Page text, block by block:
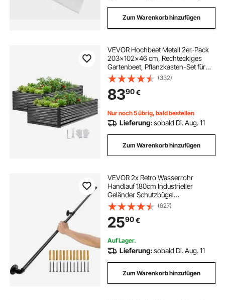
Zum Warenkorb hinzufügen
VEVOR Hochbeet Metall 2er-Pack
203x102x46 cm, Rechteckiges
Gartenbeet, Pflanzkasten-Set für
den Außenbereich, Gemüsebeet mit
Handschuhen, Blumenbeet,
Pflanzbeet, Pflanzkurbel für Blumen
& Gemüse
(332)
8390€
Nur noch 5 übrig, bald bestellen
Lieferung:sobald Di. Aug. 11
Zum Warenkorb hinzufügen
VEVOR 2x Retro Wasserrohr
Handlauf 180cm Industrieller
Geländer Schutzbügel
Kohlenstoffstahl 3x
Wandhalterungen Handlauf Rustikal
200kg Tragfähigkeit Geeignet für
Handläufe im Innen-/Außenbereich
(627)
2590€
Auf Lager.
Lieferung:sobald Di. Aug. 11
Zum Warenkorb hinzufügen